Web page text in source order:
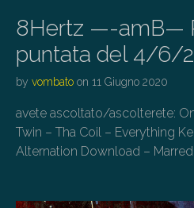
8Hertz —-amB—
puntata del 4/6/
by vombato on 11 Giugno 2020
avete ascoltato/ascolterete:
Twin – Tha Coil – Everything
Alternation Download – Marred